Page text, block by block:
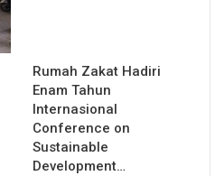
Rumah Zakat Hadiri
Enam Tahun
Internasional
Conference on
Sustainable
Development…